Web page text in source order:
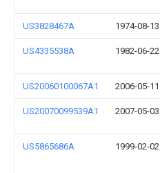
US3828467A 1974-08-13
US4335538A 1982-06-22
US20060100067A1 2006-05-11
US20070099539A1 2007-05-03
US5865686A 1999-02-02